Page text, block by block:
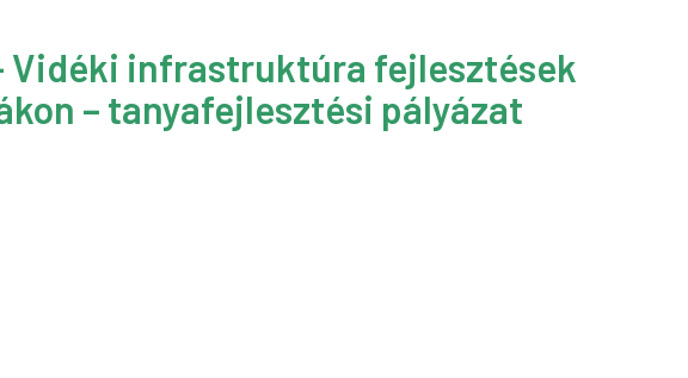
Vidéki infrastruktúra fejlesztések
– tanyafejlesztési pályázat